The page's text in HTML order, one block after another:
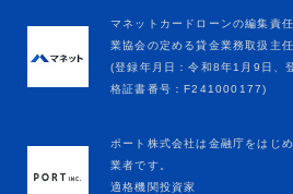
マネットカードローンの編集責
業協会の定める貸金業務取扱主
(登録年月日：令和8年1月9日
格証書番号：F241000177)
ポート株式会社は金融庁をはじ
業者です。
適格機関投資家